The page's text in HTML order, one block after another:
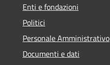
Enti e fondazioni
Politici
Personale Amministrativo
Documenti e dati